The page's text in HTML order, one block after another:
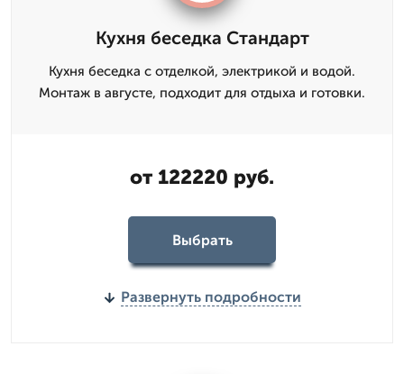
Кухня беседка Стандарт
Кухня беседка с отделкой, электрикой и водой.
Монтаж в августе, подходит для отдыха и готовки.
от 122220 руб.
Выбрать
Развернуть подробности